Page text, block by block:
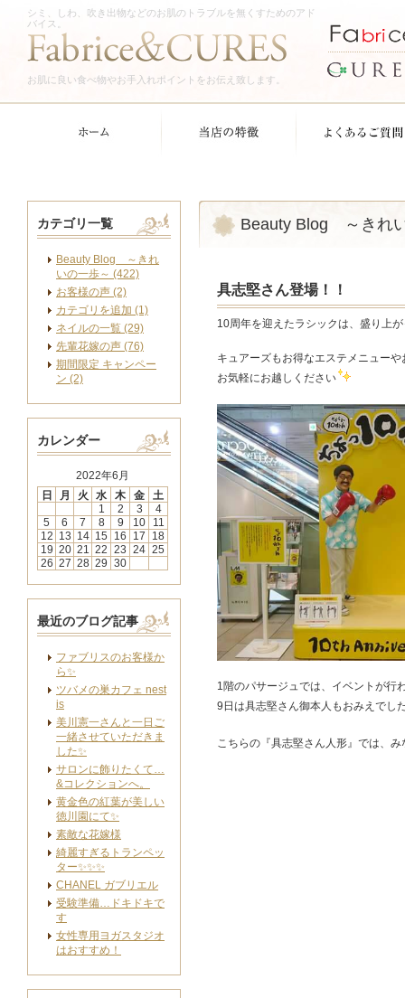
シミ、しわ、吹き出物などのお肌のトラブルを無くすためのアド
バイス。
お肌に良い食べ物やお手入れポイントをお伝え致します。
Beauty Blog ～きれ
具志堅さん登場！！
10周年を迎えたラシックは、盛り上
キュアーズもお得なエステメニュー
お気軽にお越しください
1階のパサージュでは、イベントが行
9日は具志堅さん御本人もおみえでし
こちらの『具志堅さん人形』では、
カテゴリ一覧
Beauty Blog ～きれ
いの一歩～ (422)
お客様の声 (2)
カテゴリを追加 (1)
ネイルの一覧 (29)
先輩花嫁の声 (76)
期間限定 キャンペー
ン (2)
カレンダー
2022年6月
日
月 火 水 木 金
土
1
2 3
4
5
6 7 8 9 10
11
12 13 14 15 16 17
18
19 20 21 22 23 24 25
26 27 28 29 30
最近のブログ記事
ファブリスのお客様か
ら✨
ツバメの巣カフェ nest
is
美川憲一さんと一日ご
一緒させていただきま
した✨
サロンに飾りたくて…
&コレクションへ。
黄金色の紅葉が美しい
徳川園にて✨
素敵な花嫁様
綺麗すぎるトランペッ
ター✨✨✨
CHANEL ガブリエル
受験準備…ドキドキで
す
女性専用ヨガスタジオ
はおすすめ！